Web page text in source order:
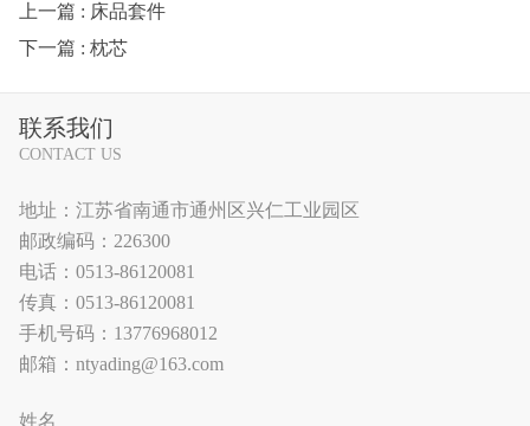
上一篇 : 床品套件
下一篇 : 枕芯
联系我们
CONTACT US
地址：江苏省南通市通州区兴仁工业园区
邮政编码：226300
电话：0513-86120081
传真：0513-86120081
手机号码：13776968012
邮箱：ntyading@163.com
姓名